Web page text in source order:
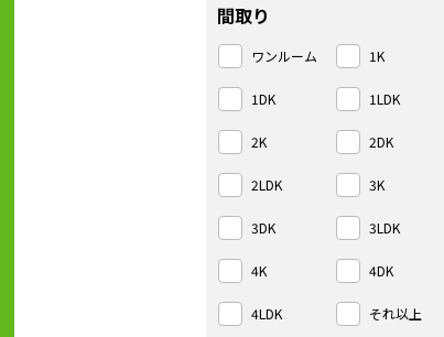
間取り
ワンルーム 1K
1DK 1LDK
2K 2DK
2LDK 3K
3DK 3LDK
4K 4DK
4LDK それ以上